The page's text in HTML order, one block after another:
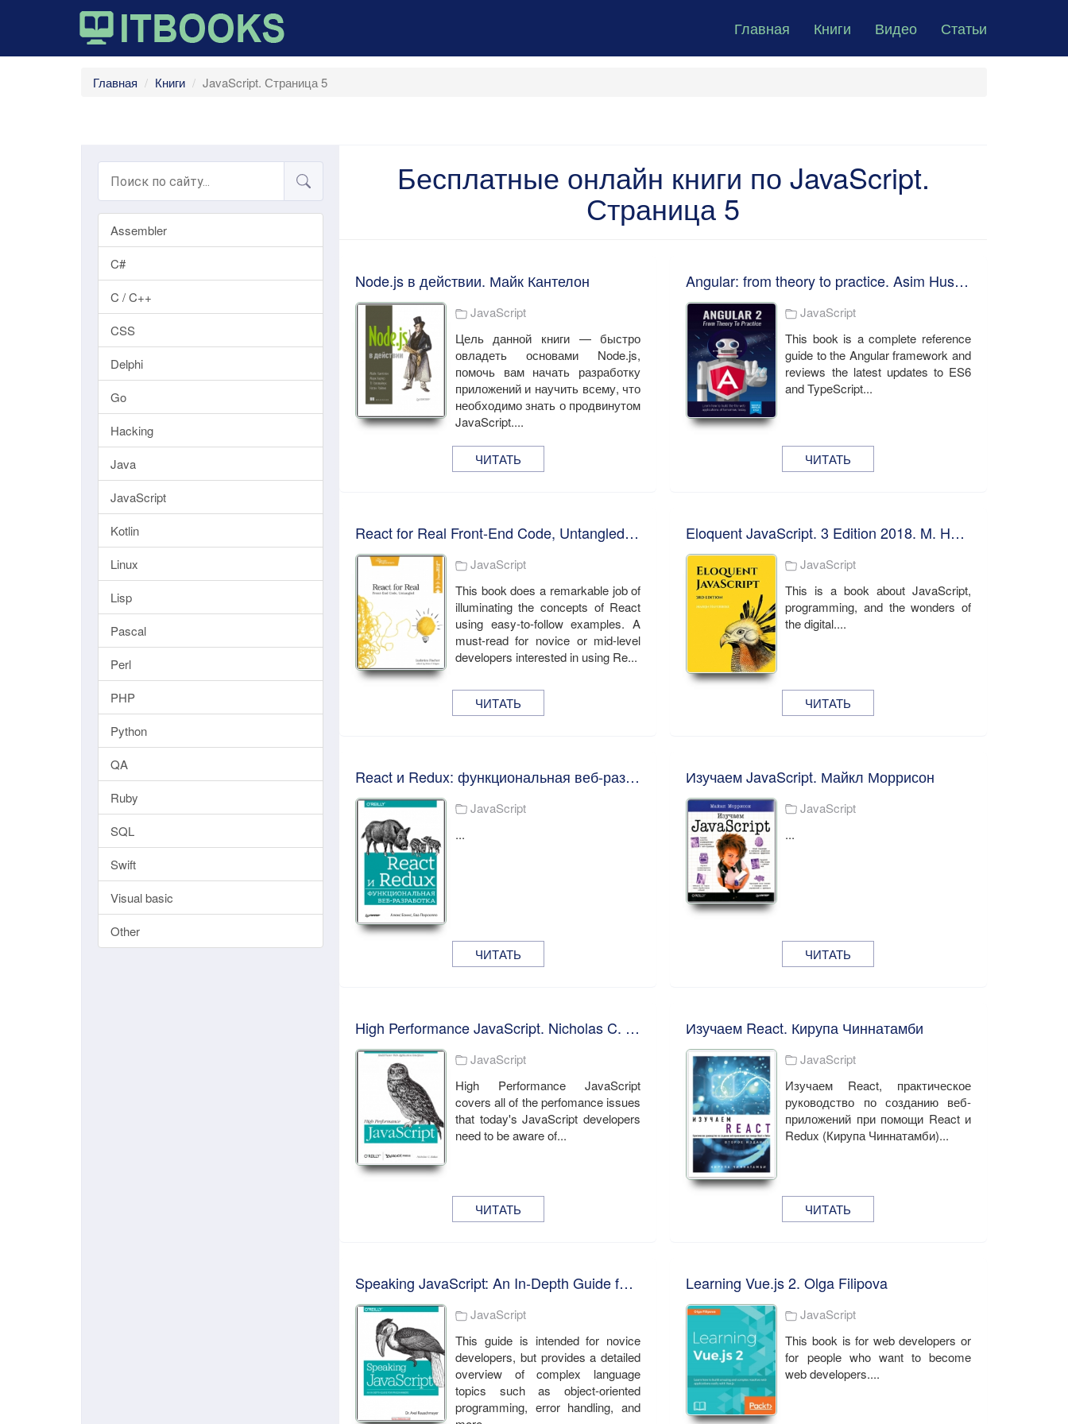
Главная Книги Видео Статьи
Главная Книги JavaScript. Страница 5
Assembler
C#
C / C++
CSS
Delphi
Go
Hacking
Java
JavaScript
Kotlin
Linux
Lisp
Pascal
Perl
PHP
Python
QA
Ruby
SQL
Swift
Visual basic
Other
Бесплатные онлайн книги по JavaScript.
Страница 5
Node.js в действии. Майк Кантелон
JavaScript
Цель данной книги — быстро
овладеть основами Node.js,
помочь вам начать разработку
приложений и научить всему, что
необходимо знать о продвинутом
JavaScript....
ЧИТАТЬ
Angular: from theory to practice. Asim Hussain
JavaScript
This book is a complete reference
guide to the Angular framework and
reviews the latest updates to ES6
and TypeScript...
ЧИТАТЬ
React for Real Front-End Code, Untangled. L. Fischer
JavaScript
This book does a remarkable job of
illuminating the concepts of React
using easy-to-follow examples. A
must-read for novice or mid-level
developers interested in using Re...
ЧИТАТЬ
Eloquent JavaScript. 3 Edition 2018. M. Haverbeke
JavaScript
This is a book about JavaScript,
programming, and the wonders of
the digital....
ЧИТАТЬ
React и Redux: функциональная веб-разработка. Бэнкс Алекс, Порселло Ева
JavaScript
...
ЧИТАТЬ
Изучаем JavaScript. Майкл Моррисон
JavaScript
...
ЧИТАТЬ
High Performance JavaScript. Nicholas C. Zakas
JavaScript
High Performance JavaScript
covers all of the perfomance issues
that today's JavaScript developers
need to be aware of...
ЧИТАТЬ
Изучаем React. Кирупа Чиннатамби
JavaScript
Изучаем React, практическое
руководство по созданию веб-
приложений при помощи React и
Redux (Кирупа Чиннатамби)...
ЧИТАТЬ
Speaking JavaScript: An In-Depth Guide for Programmers. Axel Rauschmayer
JavaScript
This guide is intended for novice
developers, but provides a detailed
overview of complex language
topics such as object-oriented
programming, error handling, and
Learning Vue.js 2. Olga Filipova
JavaScript
This book is for web developers or
for people who want to become
web developers....